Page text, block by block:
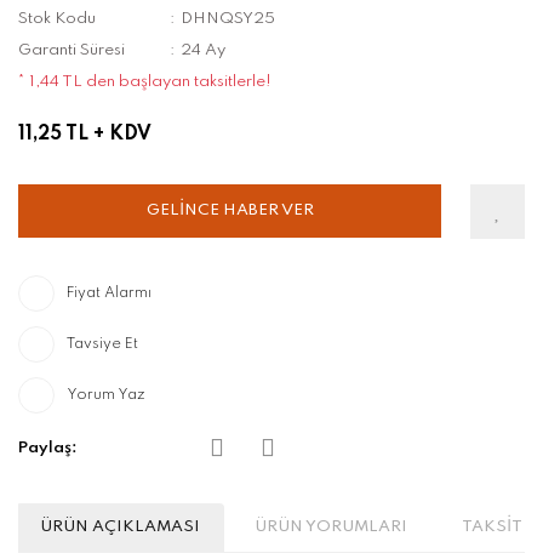
Stok Kodu
DHNQSY25
Garanti Süresi
24 Ay
* 1,44 TL den başlayan taksitlerle!
11,25 TL + KDV
GELİNCE HABER VER
Fiyat Alarmı
Tavsiye Et
Yorum Yaz
Paylaş:
ÜRÜN AÇIKLAMASI ÜRÜN YORUMLARI TAKSİT